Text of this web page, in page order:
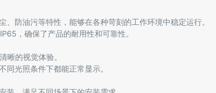
防油污等特性，能够在各种苛刻的工作环境中稳定运行。
，确保了产品的耐用性和可靠性。
晰的视觉体验。
光照条件下都能正常显示。